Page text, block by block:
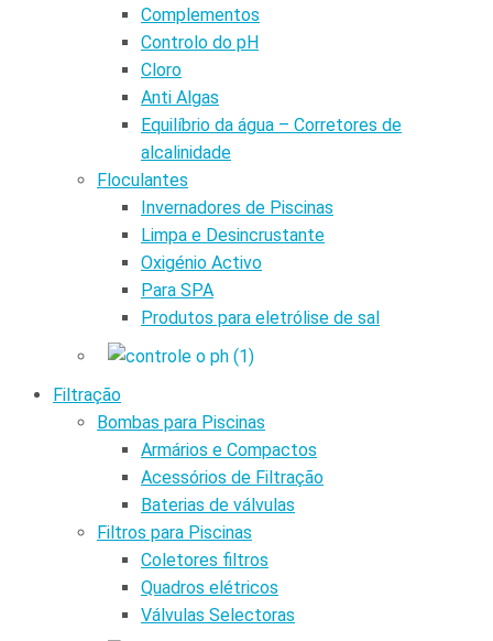
Complementos
Controlo do pH
Cloro
Anti Algas
Equilíbrio da água – Corretores de
alcalinidade
Floculantes
Invernadores de Piscinas
Limpa e Desincrustante
Oxigénio Activo
Para SPA
Produtos para eletrólise de sal
Filtração
Bombas para Piscinas
Armários e Compactos
Acessórios de Filtração
Baterias de válvulas
Filtros para Piscinas
Coletores filtros
Quadros elétricos
Válvulas Selectoras